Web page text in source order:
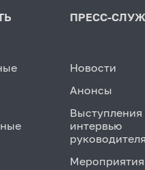
ПРЕСС-
Новости
Анонсы
Выступления
интервью
руководителя
Мероприятия